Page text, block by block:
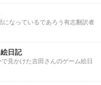
になっているであろう有志翻訳者
日記
見かけた吉田さんのゲーム絵日